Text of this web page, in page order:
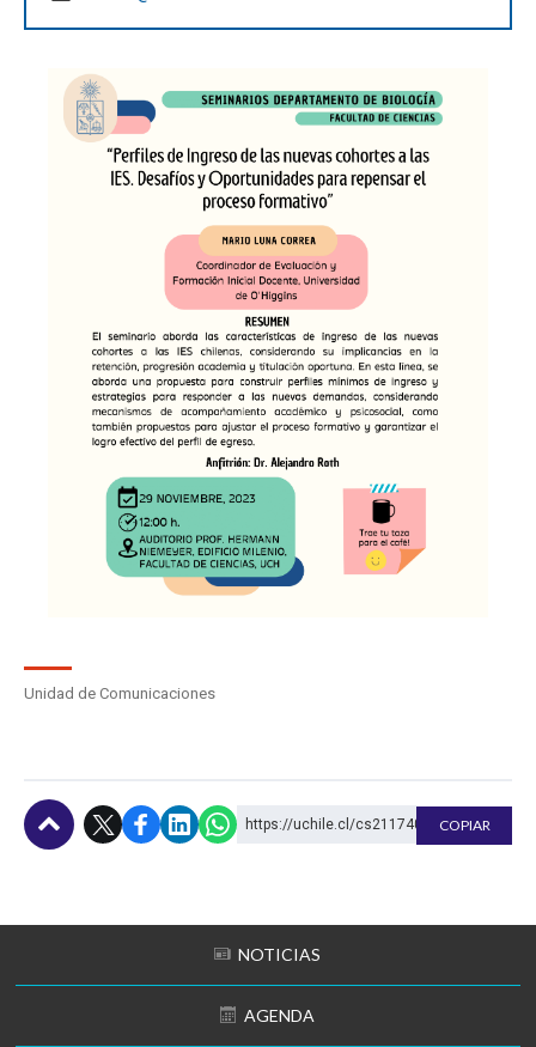
Unidad de Comunicaciones
https://uchile.cl/cs211740 COPIAR
NOTICIAS
AGENDA